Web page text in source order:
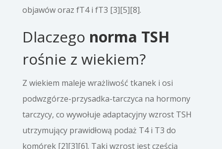
objawów oraz fT4 i fT3 [3][5][8].
Dlaczego norma TSH
rośnie z wiekiem?
Z wiekiem maleje wrażliwość tkanek i osi
podwzgórze-przysadka-tarczyca na hormony
tarczycy, co wywołuje adaptacyjny wzrost TSH
utrzymujący prawidłową podaż T4 i T3 do
komórek [2][3][6]. Taki wzrost jest częścią